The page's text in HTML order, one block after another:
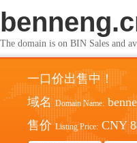
The domain is on BIN Sales and
一口价出售中！
域名 Domain Name:
售价 Listing Price: CNY